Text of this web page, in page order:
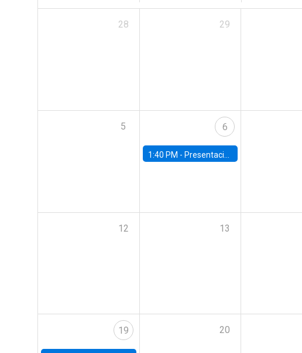
28 29
5 6
1:40 PM - Presentación capítulos del World Economic Outlook del Fondo Monetario Internacional (FMI)
12 13
19 20